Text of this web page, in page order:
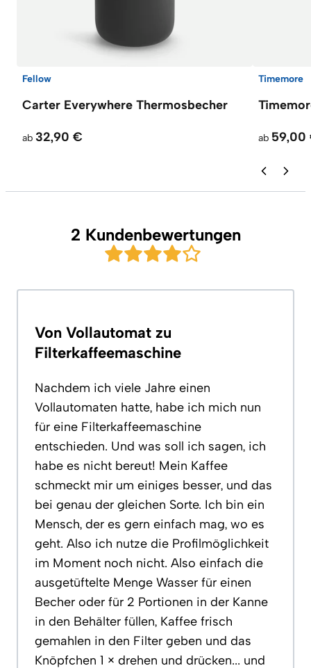
Fellow
Carter Everywhere Thermosbecher
ab 32,90 €
Timemore
ab 59,00
2 Kundenbewertungen
Von Vollautomat zu
Filterkaffeemaschine
Nachdem ich viele Jahre einen
Vollautomaten hatte, habe ich mich nun
für eine Filterkaffeemaschine
entschieden. Und was soll ich sagen, ich
habe es nicht bereut! Mein Kaffee
schmeckt mir um einiges besser, und das
bei genau der gleichen Sorte. Ich bin ein
Mensch, der es gern einfach mag, wo es
geht. Also ich nutze die Profilmöglichkeit
im Moment noch nicht. Also einfach die
ausgetüftelte Menge Wasser für einen
Becher oder für 2 Portionen in der Kanne
in den Behälter füllen, Kaffee frisch
gemahlen in den Filter geben und das
Knöpfchen 1 × drehen und drücken... und